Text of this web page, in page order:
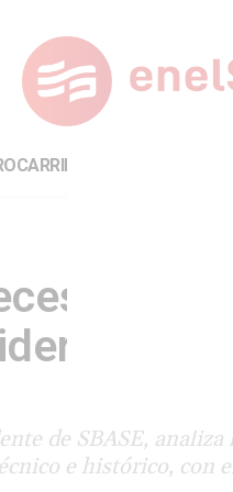
de SBASE,
e histórico, con